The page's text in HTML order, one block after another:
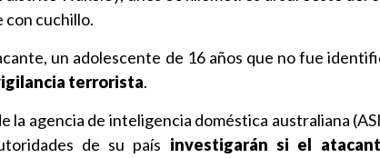
con cuchillo.
un adolescente de 16 años que no fue
terrorista.
la agencia de inteligencia doméstica australiana
de su país investigarán si el